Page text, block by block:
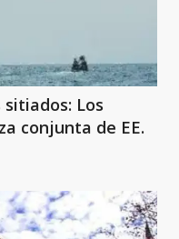
Los
conjunta de EE.